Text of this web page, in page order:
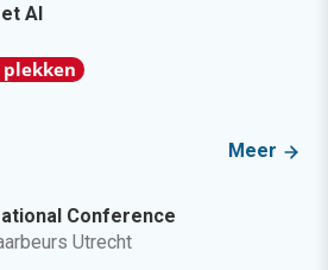
AI
Meer
Conference
Utrecht